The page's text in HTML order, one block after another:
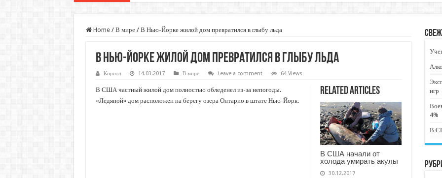
Home / В мире / В Нью-Йорке жилой дом превратился в глыбу льда
В Нью-Йорке жилой дом превратился в глыбу льда
Кирилл 14.03.2017 В мире Leave a comment 64 Views
Related Articles
В США начали от
холода умирать акулы
30.12.2017
В США частный жилой дом полностью обледенел из-за непогоды.
«Ледяной» дом расположен на берегу озера Онтарио в штате Нью-Йорк.
игр
4%
В